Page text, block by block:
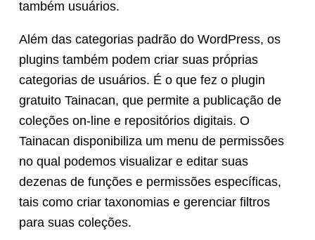
também usuários.
Além das categorias padrão do WordPress, os
plugins também podem criar suas próprias
categorias de usuários. É o que fez o plugin
gratuito Tainacan, que permite a publicação de
coleções on-line e repositórios digitais. O
Tainacan disponibiliza um menu de permissões
no qual podemos visualizar e editar suas
dezenas de funções e permissões específicas,
tais como criar taxonomias e gerenciar filtros
para suas coleções.